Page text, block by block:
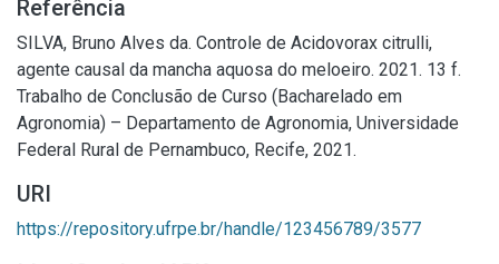
Referência
SILVA, Bruno Alves da. Controle de Acidovorax citrulli,
agente causal da mancha aquosa do meloeiro. 2021. 13 f.
Trabalho de Conclusão de Curso (Bacharelado em
Agronomia) – Departamento de Agronomia, Universidade
Federal Rural de Pernambuco, Recife, 2021.
URI
https://repository.ufrpe.br/handle/123456789/3577